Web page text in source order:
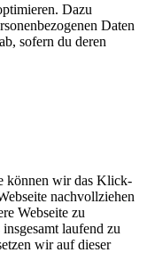
Dazu
Daten
sofern du deren
können wir das Klick-
nachvollziehen
Webseite zu
laufend zu
wir auf dieser